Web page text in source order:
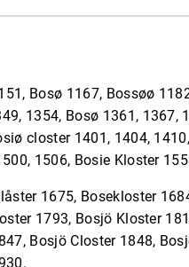
Bosø 1167, Bossøø
1354, Bosø 1361,
closter 1401, 1404,
1506, Bosie Kloster
1675, Bosekloster
1793, Bosjö Kloster
Bosjö Closter 1848,